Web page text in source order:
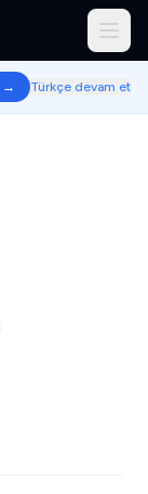
→ Türkçe devam et